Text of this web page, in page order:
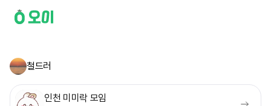
철드러
인천 미미락 모임